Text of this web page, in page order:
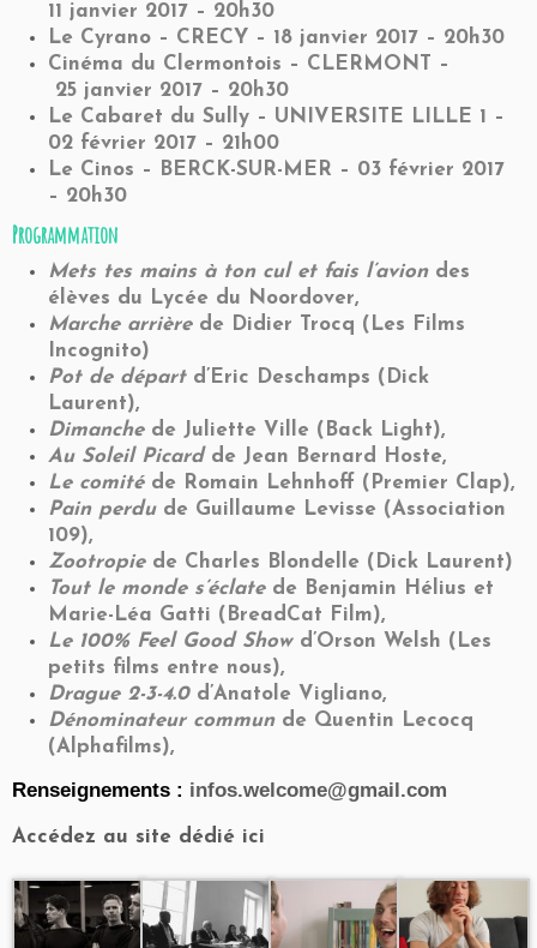
11 janvier 2017 – 20h30
Le Cyrano – CRECY – 18 janvier 2017 – 20h30
Cinéma du Clermontois – CLERMONT –
25 janvier 2017 – 20h30
Le Cabaret du Sully – UNIVERSITE LILLE 1 –
02 février 2017 – 21h00
Le Cinos – BERCK-SUR-MER – 03 février 2017
– 20h30
Programmation
Mets tes mains à ton cul et fais l’avion des
élèves du Lycée du Noordover,
Marche arrière de Didier Trocq (Les Films
Incognito)
Pot de départd’Eric Deschamps (Dick
Laurent),
Dimanchede Juliette Ville (Back Light),
Au Soleil Picardde Jean Bernard Hoste,
Le comitéde Romain Lehnhoff (Premier Clap),
Pain perdu de Guillaume Levisse (Association
109),
Zootropiede Charles Blondelle (Dick Laurent)
Tout le monde s’éclate de Benjamin Hélius et
Marie-Léa Gatti (BreadCat Film),
Le 100% Feel Good Show d’Orson Welsh (Les
petits films entre nous),
Drague 2-3-4.0 d’Anatole Vigliano,
Dénominateur commun de Quentin Lecocq
(Alphafilms),
Renseignements : infos.welcome@gmail.com
Accédez au site dédié ici